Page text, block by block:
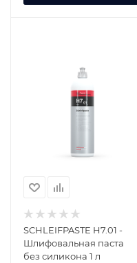
SCHLEIFPASTE H7.01 -
Шлифовальная паста
без силикона 1 л